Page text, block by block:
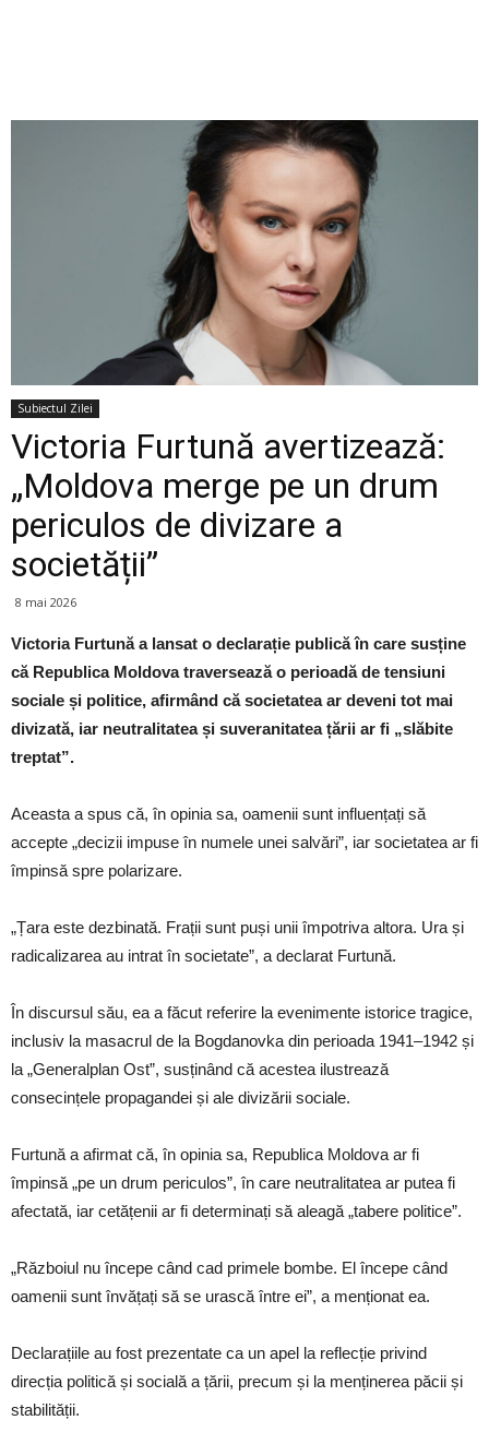
Subiectul Zilei
Victoria Furtună avertizează:
„Moldova merge pe un drum
periculos de divizare a
societății”
8 mai 2026
Victoria Furtună a lansat o declarație publică în care susține
că Republica Moldova traversează o perioadă de tensiuni
sociale și politice, afirmând că societatea ar deveni tot mai
divizată, iar neutralitatea și suveranitatea țării ar fi „slăbite
treptat”.
Aceasta a spus că, în opinia sa, oamenii sunt influențați să
accepte „decizii impuse în numele unei salvări”, iar societatea ar fi
împinsă spre polarizare.
„Țara este dezbinată. Frații sunt puși unii împotriva altora. Ura și
radicalizarea au intrat în societate”, a declarat Furtună.
În discursul său, ea a făcut referire la evenimente istorice tragice,
inclusiv la masacrul de la Bogdanovka din perioada 1941–1942 și
la „Generalplan Ost”, susținând că acestea ilustrează
consecințele propagandei și ale divizării sociale.
Furtună a afirmat că, în opinia sa, Republica Moldova ar fi
împinsă „pe un drum periculos”, în care neutralitatea ar putea fi
afectată, iar cetățenii ar fi determinați să aleagă „tabere politice”.
„Războiul nu începe când cad primele bombe. El începe când
oamenii sunt învățați să se urască între ei”, a menționat ea.
Declarațiile au fost prezentate ca un apel la reflecție privind
direcția politică și socială a țării, precum și la menținerea păcii și
stabilității.